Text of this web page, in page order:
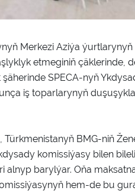
Merkezi Aziýa ýurtlarynyň
etmeginiň çäklerinde,
SPECA-nyň
iş toparlarynyň
BMG-niň
komissiýasy bilen
barylýar. Oňa
hem-de bu